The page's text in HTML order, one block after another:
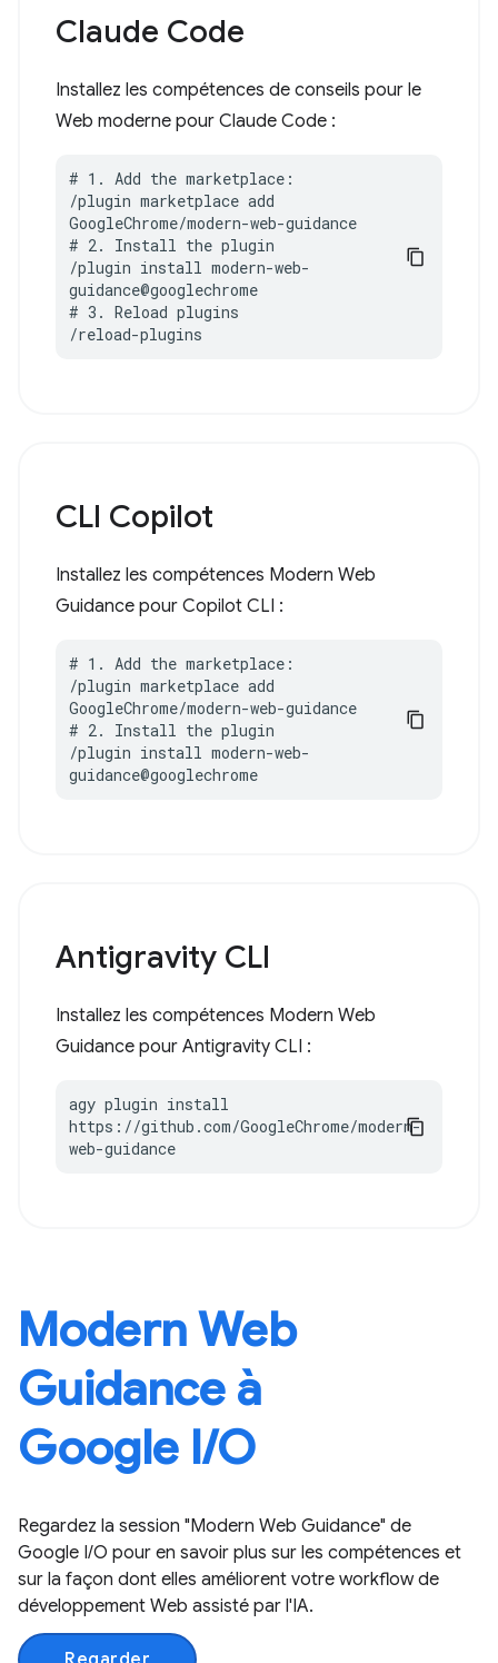
Claude Code
Installez les compétences de conseils pour le
Web moderne pour Claude Code :
# 1. Add the marketplace:
/plugin marketplace add
GoogleChrome/modern-web-guidance
# 2. Install the plugin
/plugin install modern-web-
guidance@googlechrome
# 3. Reload plugins
/reload-plugins
CLI Copilot
Installez les compétences Modern Web
Guidance pour Copilot CLI :
# 1. Add the marketplace:
/plugin marketplace add
GoogleChrome/modern-web-guidance
# 2. Install the plugin
/plugin install modern-web-
guidance@googlechrome
Antigravity CLI
Installez les compétences Modern Web
Guidance pour Antigravity CLI :
agy plugin install
https://github.com/GoogleChrome/modern-
web-guidance
Modern Web
Guidance à
Google I/O
Regardez la session "Modern Web Guidance" de
Google I/O pour en savoir plus sur les compétences et
sur la façon dont elles améliorent votre workflow de
développement Web assisté par l'IA.